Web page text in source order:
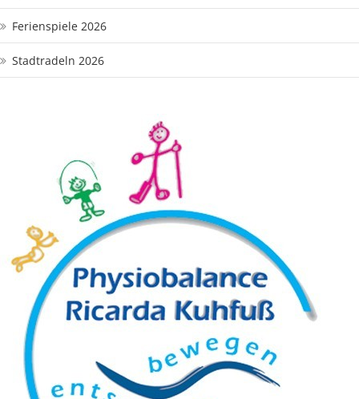
Ferienspiele 2026
Stadtradeln 2026